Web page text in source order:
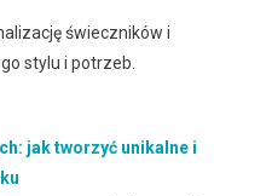
świeczników i
stylu i potrzeb.
jak tworzyć unikalne i